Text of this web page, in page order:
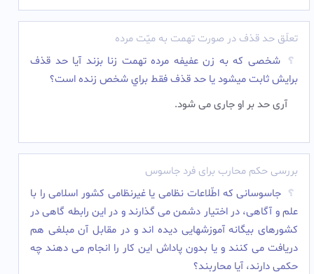
تعلّق حد قذف در صورت تهمت به میّت مرده
شخصی که به زن عفیفه مرده تهمت زنا بزند آیا حد قذف
برايش ثابت ميشود يا حد قذف فقط براي شخص زنده است؟
آری حد بر او جاری می شود.‌
بررسی حکم محارب برای فرد جاسوس
جاسوسانى که اطّلاعات نظامى یا غیرنظامى کشور اسلامى را با
علم و آگاهى، در اختیار دشمن مى گذارند و در این رابطه گاهى در
کشورهاى بیگانه آموزشهایى دیده اند و در مقابل آن مبلغى هم
دریافت مى کنند و یا بدون پاداش این کار را انجام مى دهند چه
حکمى دارند، آیا محاربند؟